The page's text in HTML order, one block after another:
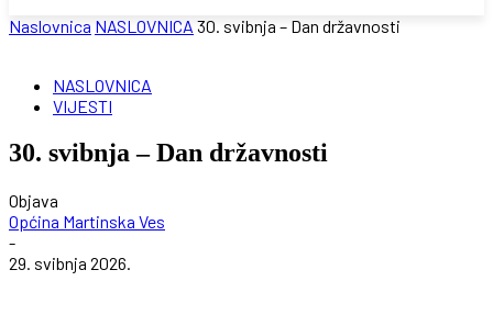
Naslovnica NASLOVNICA 30. svibnja – Dan državnosti
NASLOVNICA
VIJESTI
30. svibnja – Dan državnosti
Objava
Općina Martinska Ves
-
29. svibnja 2026.